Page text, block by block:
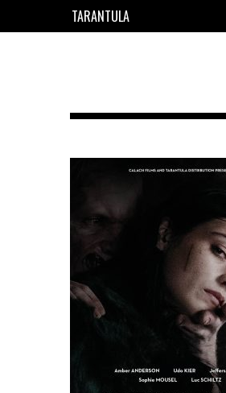
TARANTULA